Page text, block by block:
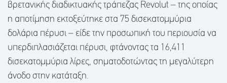
βρετανικής διαδικτυακής τράπεζας Revolut – της οποίας
η αποτίμηση εκτοξεύτηκε στα 75 δισεκατομμύρια
δολάρια πέρυσι – είδε την προσωπική του περιουσία να
υπερδιπλασιάζεται πέρυσι, φτάνοντας τα 16,411
δισεκατομμύρια λίρες, σηματοδοτώντας τη μεγαλύτερη
άνοδο στην κατάταξη.